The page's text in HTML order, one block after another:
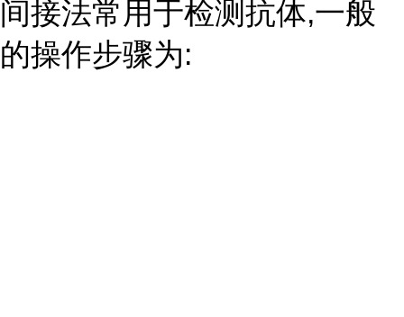
间接法常用于检测抗体,一般
的操作步骤为: